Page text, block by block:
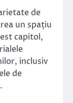
de
un spațiu
capitol,
inclusiv
de